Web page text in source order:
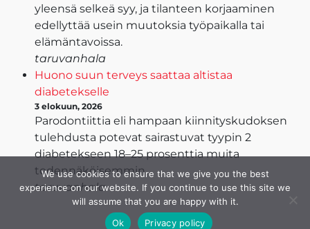
yleensä selkeä syy, ja tilanteen korjaaminen
edellyttää usein muutoksia työpaikalla tai
elämäntavoissa.
taruvanhala
Huono suun terveys saattaa altistaa
diabetekselle
3 elokuun, 2026
Parodontiittia eli hampaan kiinnityskudoksen
tulehdusta potevat sairastuvat tyypin 2
diabetekseen 18–25 prosenttia muita
todennäköisemmin.
taruvanhala
We use cookies to ensure that we give you the best
experience on our website. If you continue to use this site we
will assume that you are happy with it.
Ok
Privacy policy